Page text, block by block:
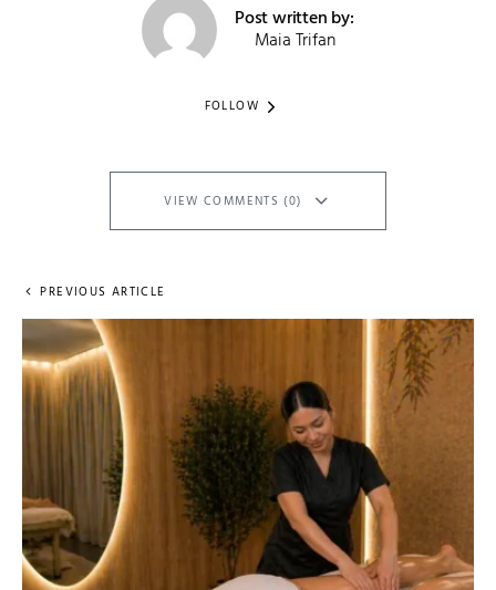
Post written by:
Maia Trifan
FOLLOW
VIEW COMMENTS (0)
PREVIOUS ARTICLE